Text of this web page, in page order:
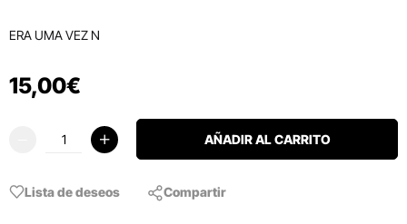
ERA UMA VEZ N
15,00€
AÑADIR AL CARRITO
Lista de deseos Compartir